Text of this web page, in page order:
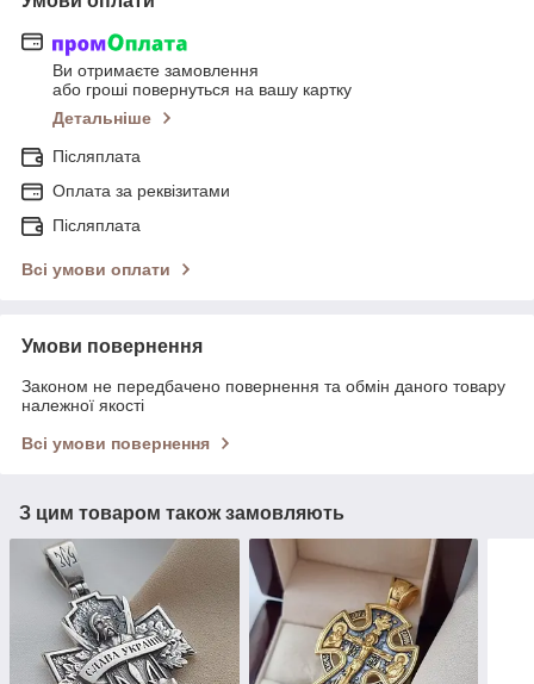
Ви отримаєте замовлення
або гроші повернуться на вашу картку
Детальніше
Післяплата
Оплата за реквізитами
Післяплата
Всі умови оплати
Умови повернення
Законом не передбачено повернення та обмін даного товару
належної якості
Всі умови повернення
З цим товаром також замовляють